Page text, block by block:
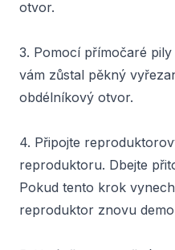
otvor.
3. Pomocí přímočaré
vám zůstal pěkný
obdélníkový otvor.
4. Připojte
reproduktoru. Dbejte
Pokud tento krok
reproduktor znovu